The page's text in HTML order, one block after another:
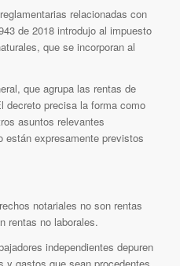
relacionadas con
de 2018 introdujo al impuesto
que se incorporan al
que agrupa las rentas de
decreto precisa la forma como
asuntos relevantes
están expresamente previstos
notariales no son rentas
rentas no laborales.
independientes depuren
y gastos que sean procedentes.